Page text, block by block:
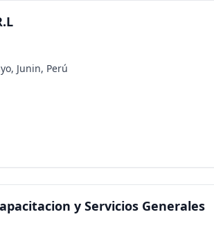
Junin, Perú
y Servicios Generales